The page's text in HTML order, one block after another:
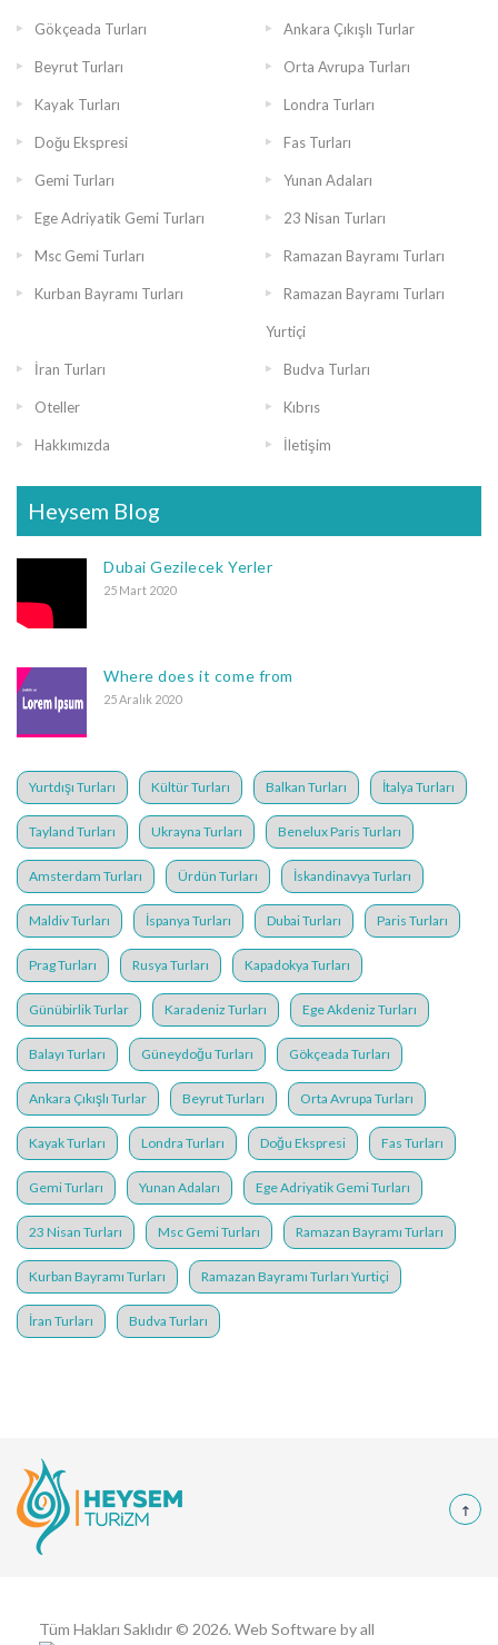
Gökçeada Turları Ankara Çıkışlı Turlar
Beyrut Turları Orta Avrupa Turları
Kayak Turları Londra Turları
Doğu Ekspresi Fas Turları
Gemi Turları Yunan Adaları
Ege Adriyatik Gemi Turları 23 Nisan Turları
Msc Gemi Turları Ramazan Bayramı Turları
Kurban Bayramı Turları Ramazan Bayramı Turları
Yurtiçi
İran Turları Budva Turları
Oteller Kıbrıs
Hakkımızda İletişim
Heysem Blog
Dubai Gezilecek Yerler
25 Mart 2020
Where does it come from
25 Aralık 2020
Yurtdışı Turları Kültür Turları Balkan Turları İtalya Turları
Tayland Turları Ukrayna Turları Benelux Paris Turları
Amsterdam Turları Ürdün Turları İskandinavya Turları
Maldiv Turları İspanya Turları Dubai Turları Paris Turları
Prag Turları Rusya Turları Kapadokya Turları
Günübirlik Turlar Karadeniz Turları Ege Akdeniz Turları
Balayı Turları Güneydoğu Turları Gökçeada Turları
Ankara Çıkışlı Turlar Beyrut Turları Orta Avrupa Turları
Kayak Turları Londra Turları Doğu Ekspresi Fas Turları
Gemi Turları Yunan Adaları Ege Adriyatik Gemi Turları
23 Nisan Turları Msc Gemi Turları Ramazan Bayramı Turları
Kurban Bayramı Turları Ramazan Bayramı Turları Yurtiçi
İran Turları Budva Turları
Tüm Hakları Saklıdır © 2026. Web Software by all